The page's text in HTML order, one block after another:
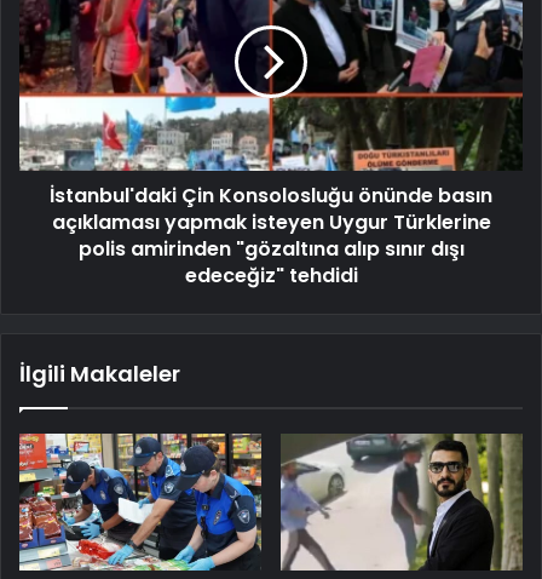
İstanbul'daki Çin Konsolosluğu önünde basın
açıklaması yapmak isteyen Uygur Türklerine
polis amirinden "gözaltına alıp sınır dışı
edeceğiz" tehdidi
İlgili Makaleler